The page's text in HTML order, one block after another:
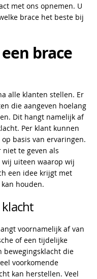
met ons opnemen. U
brace het beste bij
brace
alle klanten stellen. Er
die aangeven hoelang
Dit hangt namelijk af
Per klant kunnen
basis van ervaringen.
te geven als
uiteen waarop wij
een idee krijgt met
houden.
voornamelijk af van
of een tijdelijke
bewegingsklacht die
voorkomende
kan herstellen. Veel